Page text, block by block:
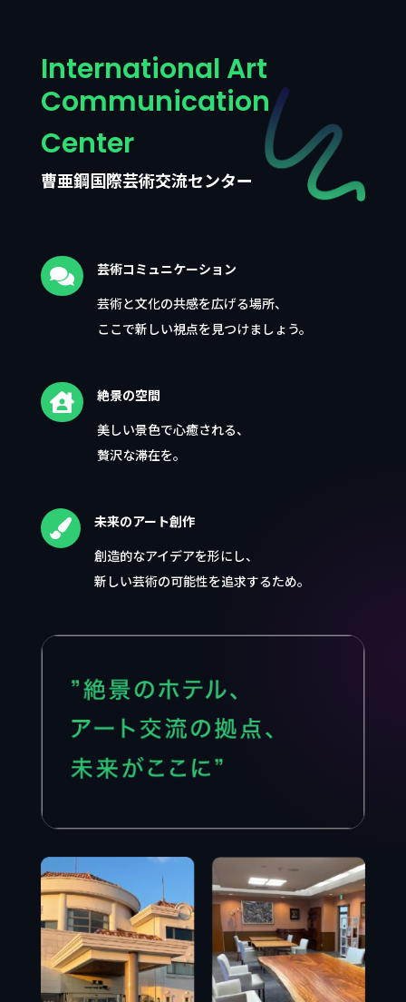
International Art
Communication
Center
曹亜鋼国際芸術交流センター

芸術コミュニケーション
芸術と文化の共感を広げる場所、
ここで新しい視点を見つけましょう。

絶景の空間
美しい景色で心癒される、
贅沢な滞在を。

未来のアート創作
創造的なアイデアを形にし、
新しい芸術の可能性を追求するため。